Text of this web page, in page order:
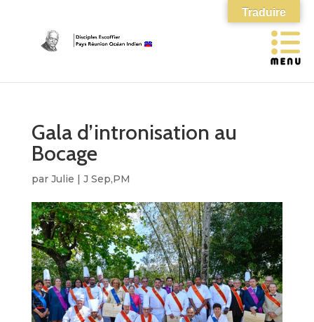
Gala d’intronisation au
Bocage
par Julie | J Sep,PM
Traduire